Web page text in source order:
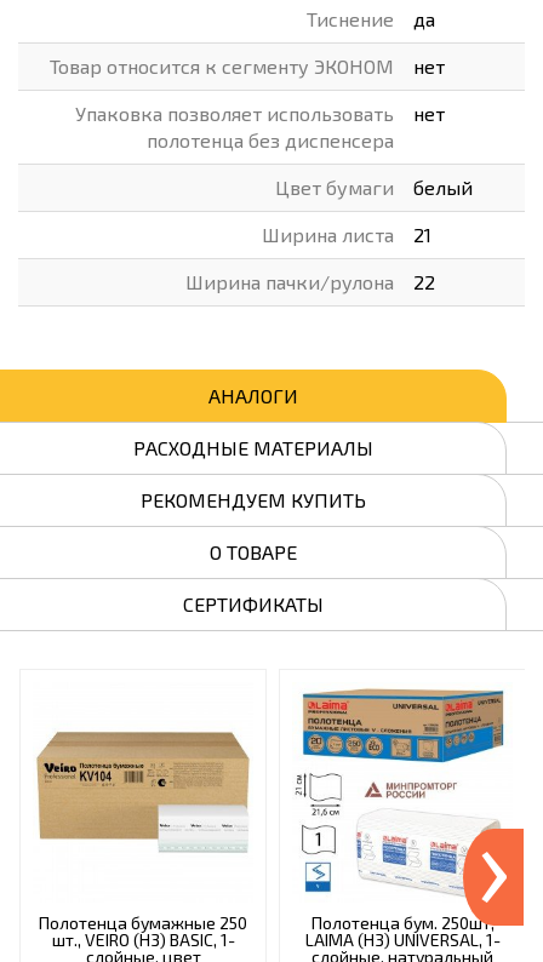
Тиснение да
Товар относится к сегменту ЭКОНОМ нет
Упаковка позволяет использовать
полотенца без диспенсера
нет
Цвет бумаги белый
Ширина листа 21
Ширина пачки/рулона 22
АНАЛОГИ
РАСХОДНЫЕ МАТЕРИАЛЫ
РЕКОМЕНДУЕМ КУПИТЬ
О ТОВАРЕ
СЕРТИФИКАТЫ
Полотенца бумажные 250
шт., VEIRO (H3) BASIC, 1-
слойные, цвет
Полотенца бум. 250шт,
LAIMA (H3) UNIVERSAL, 1-
слойные, натуральный
›